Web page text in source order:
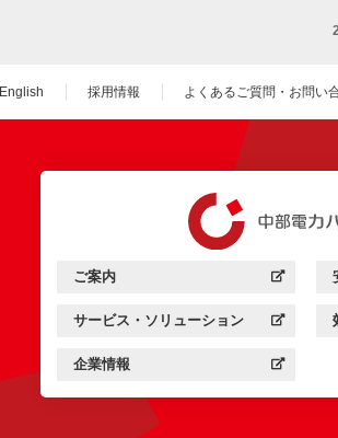
English 採用情報 よくあるご質問・お問い
中部電力パワーグリッド：
ご案内
（新しいウィンドウを開きます）
中部電力パワーグリッド：
サービス・ソリューション
（新しいウィンドウを開きます）
中部電力パワーグリッド：
企業情報
（新しいウィンドウを開きます）